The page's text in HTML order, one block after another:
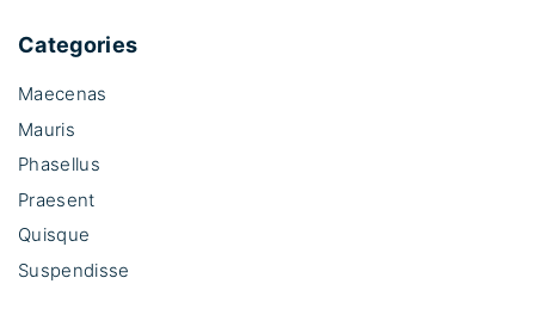
Categories
Maecenas
Mauris
Phasellus
Praesent
Quisque
Suspendisse